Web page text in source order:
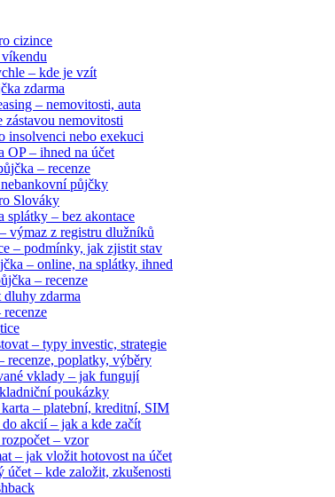
cizince
– kde je vzít
zdarma
– nemovitosti, auta
zástavou nemovitosti
insolvenci nebo exekuci
OP – ihned na účet
– recenze
půjčky
Slováky
splátky – bez akontace
výmaz z registru dlužníků
– podmínky, jak zjistit stav
– online, na splátky, ihned
– recenze
dluhy zdarma
– typy investic, strategie
recenze, poplatky, výběry
vklady – jak fungují
poukázky
– platební, kreditní, SIM
akcií – jak a kde začít
– vzor
– jak vložit hotovost na účet
účet – kde založit, zkušenosti